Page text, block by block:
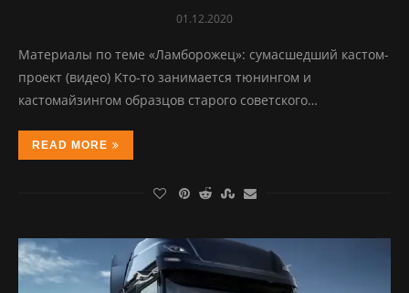
01.12.2020
Материалы по теме «Ламборожец»: сумасшедший кастом-
проект (видео) Кто-то занимается тюнингом и
кастомайзингом образцов старого советского…
READ MORE